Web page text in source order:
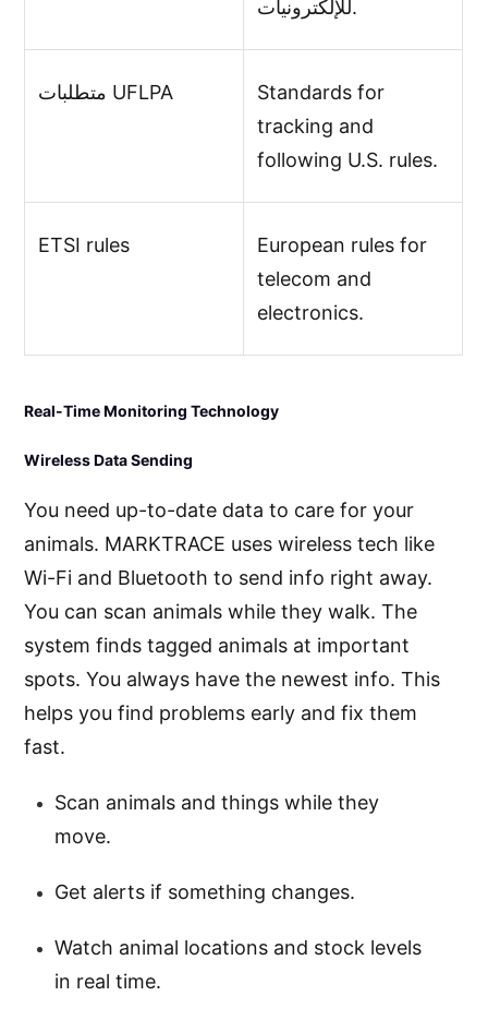
للإلكترونيات.
متطلبات UFLPA
Standards for
tracking and
following U.S. rules.
ETSI rules
European rules for
telecom and
electronics.
Real-Time Monitoring Technology
Wireless Data Sending
You need up-to-date data to care for your
animals. MARKTRACE uses wireless tech like
Wi-Fi and Bluetooth to send info right away.
You can scan animals while they walk. The
system finds tagged animals at important
spots. You always have the newest info. This
helps you find problems early and fix them
fast.
Scan animals and things while they
move.
Get alerts if something changes.
Watch animal locations and stock levels
in real time.